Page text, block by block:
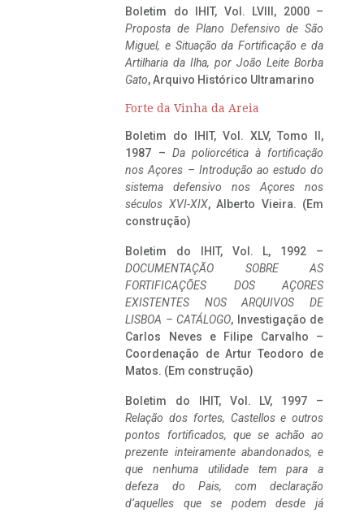
Boletim do IHIT, Vol. LVIII, 2000 –
Proposta de Plano Defensivo de São
Miguel, e Situação da Fortificação e da
Artilharia da Ilha, por João Leite Borba
Gato, Arquivo Histórico Ultramarino
Forte da Vinha da Areia
Boletim do IHIT, Vol. XLV, Tomo II,
1987 – Da poliorcética à fortificação
nos Açores – Introdução ao estudo do
sistema defensivo nos Açores nos
séculos XVI-XIX, Alberto Vieira. (Em
construção)
Boletim do IHIT, Vol. L, 1992 –
DOCUMENTAÇÃO SOBRE AS
FORTIFICAÇÕES DOS AÇORES
EXISTENTES NOS ARQUIVOS DE
LISBOA – CATÁLOGO, Investigação de
Carlos Neves e Filipe Carvalho –
Coordenação de Artur Teodoro de
Matos. (Em construção)
Boletim do IHIT, Vol. LV, 1997 –
Relação dos fortes, Castellos e outros
pontos fortificados, que se achão ao
prezente inteiramente abandonados, e
que nenhuma utilidade tem para a
defeza do Pais, com declaração
d’aquelles que se podem desde já